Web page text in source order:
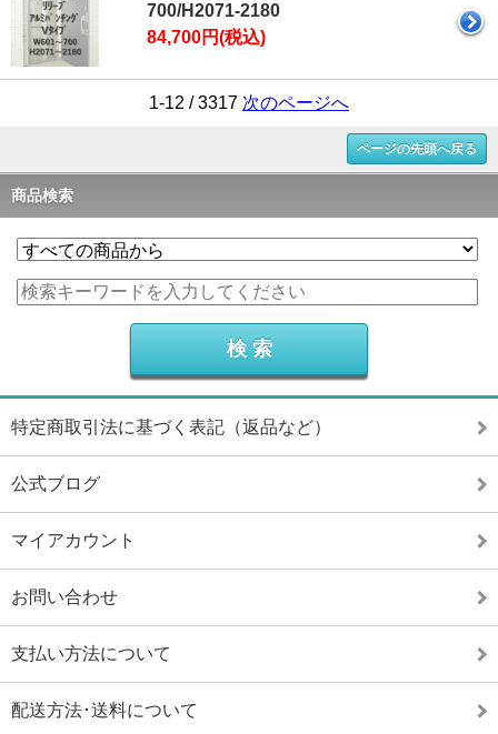
700/H2071-2180
84,700円(税込)
1-12 / 3317 次のページへ
ページの先頭へ戻る
商品検索
特定商取引法に基づく表記（返品など）
公式ブログ
マイアカウント
お問い合わせ
支払い方法について
配送方法･送料について